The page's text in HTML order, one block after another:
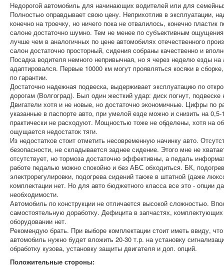
Недорогой автомобиль для начинающих водителей или для
Полностью оправдывает свою цену. Неприхотлив в эксплуатации,
конечно на троечку, но ничего пока не отвалилось, конечно пластик
салоне достаточно шумно. Тем не менее по субъективным
лучше чем в аналогичных по цене автомобилях отечественного
салон достаточно просторный, сидения собраны качественно и
Посадка водителя немного непривычная, но я через неделю езды на
адаптировался. Первые 10000 км могут проявляться косяки в
по гарантии.
Достаточно надежная подвеска, выдерживает эксплуатацию по
дорогам (Волгоград). Был один жесткий удар: диск погнут, подвеске
Двигатели хотя и не новые, но достаточно экономичные. Цифры по
указанные в паспорте авто, при умелой езде можно и снизить на
практически не расходуют. Мощностью тоже не обделены, хотя на
ощущается недостаток тяги.
Из недостатков стоит отметить несовременную начинку авто.
безопасности, не складывается заднее сидение. Этого мне не
отсутствует, но тормоза достаточно эффективны, а педаль
работе педалью можно спокойно и без АБС обходиться. БК,
электрорегулировки, подогрева сидений также в штатной (даже
комплектации нет. Но для авто бюджетного класса все это - опции
необходимости.
Автомобиль по конструкции не отличается высокой сложностью.
самостоятельную доработку. Дефицита в запчастях,
оборудовании нет.
Рекомендую брать. При выборе комплектации стоит иметь ввиду,
автомобиль нужно будет вложить 20-30 т.р. на установку
обработку кузова, установку защиты двигателя и доп. опций.
Положительные стороны: